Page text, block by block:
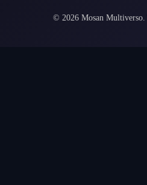
© 2026Mosan Multiverso.